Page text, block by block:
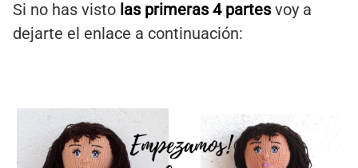
Si no has visto las primeras 4 partesvoy a
dejarte el enlace a continuación: